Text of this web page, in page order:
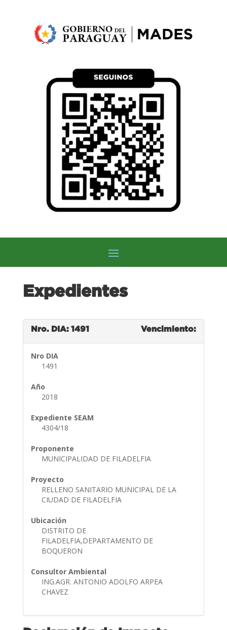
Expedientes
Nro. DIA: 1491 Vencimiento:
Nro DIA
1491
Año
2018
Expediente SEAM
4304/18
Proponente
MUNICIPALIDAD DE FILADELFIA
Proyecto
RELLENO SANITARIO MUNICIPAL DE LA
CIUDAD DE FILADELFIA
Ubicación
DISTRITO DE
FILADELFIA,DEPARTAMENTO DE
BOQUERON
Consultor Ambiental
ING.AGR. ANTONIO ADOLFO ARPEA
CHAVEZ